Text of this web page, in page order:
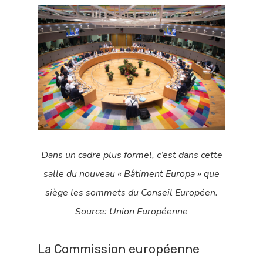
Dans un cadre plus formel, c’est dans cette
salle du nouveau « Bâtiment Europa » que
siège les sommets du Conseil Européen.
Source: Union Européenne
La Commission européenne